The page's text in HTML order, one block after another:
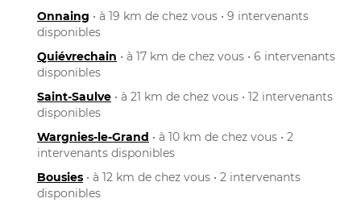
Onnaing • à 19 km de chez vous • 9 intervenants
disponibles
Quiévrechain • à 17 km de chez vous • 6 intervenants
disponibles
Saint-Saulve • à 21 km de chez vous • 12 intervenants
disponibles
Wargnies-le-Grand • à 10 km de chez vous • 2
intervenants disponibles
Bousies • à 12 km de chez vous • 2 intervenants
disponibles